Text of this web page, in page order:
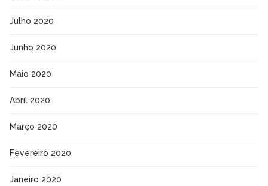
Julho 2020
Junho 2020
Maio 2020
Abril 2020
Março 2020
Fevereiro 2020
Janeiro 2020